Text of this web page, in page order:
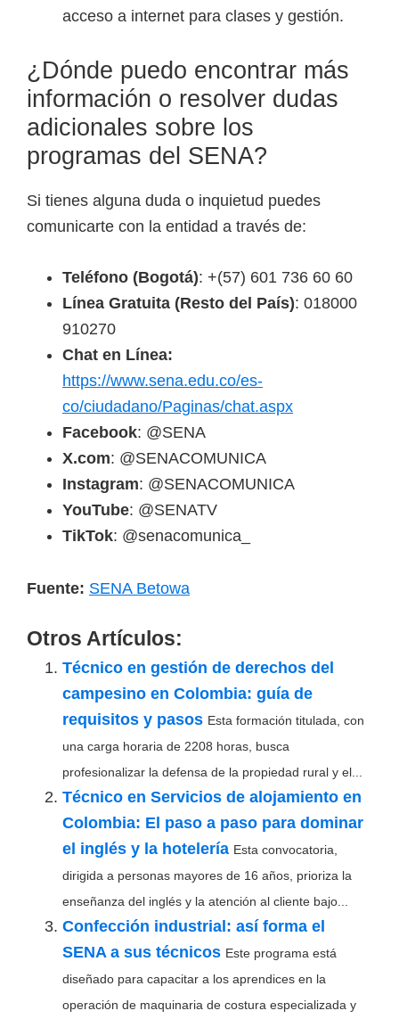
acceso a internet para clases y gestión.
¿Dónde puedo encontrar más
información o resolver dudas
adicionales sobre los
programas del SENA?
Si tienes alguna duda o inquietud puedes
comunicarte con la entidad a través de:
Teléfono (Bogotá): +(57) 601 736 60 60
Línea Gratuita (Resto del País): 018000
910270
Chat en Línea:
https://www.sena.edu.co/es-
co/ciudadano/Paginas/chat.aspx
Facebook: @SENA
X.com: @SENACOMUNICA
Instagram: @SENACOMUNICA
YouTube: @SENATV
TikTok: @senacomunica_
Fuente: SENA Betowa
Otros Artículos:
Técnico en gestión de derechos del
campesino en Colombia: guía de
requisitos y pasos Esta formación titulada, con
una carga horaria de 2208 horas, busca
profesionalizar la defensa de la propiedad rural y el...
Técnico en Servicios de alojamiento en
Colombia: El paso a paso para dominar
el inglés y la hotelería Esta convocatoria,
dirigida a personas mayores de 16 años, prioriza la
enseñanza del inglés y la atención al cliente bajo...
Confección industrial: así forma el
SENA a sus técnicos Este programa está
diseñado para capacitar a los aprendices en la
operación de maquinaria de costura especializada y